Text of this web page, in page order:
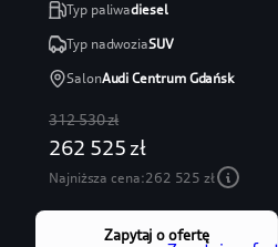
Typ paliwadiesel
Typ nadwoziaSUV
SalonAudi Centrum Gdańsk
312 530 zł
262 525 zł
Najniższa cena:262 525 zł
Zapytaj o ofertę